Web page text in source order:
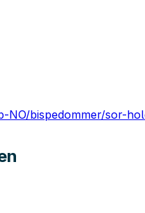
NO/bispedommer/sor-